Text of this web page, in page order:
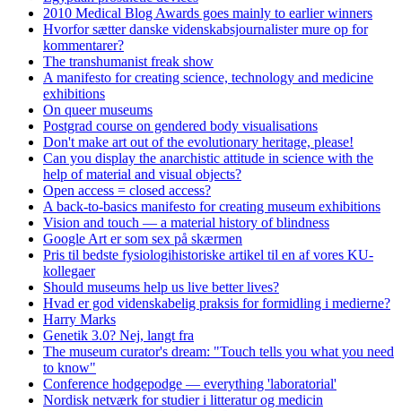
2010 Medical Blog Awards goes mainly to earlier winners
Hvorfor sætter danske videnskabsjournalister mure op for
kommentarer?
The transhumanist freak show
A manifesto for creating science, technology and medicine
exhibitions
On queer museums
Postgrad course on gendered body visualisations
Don't make art out of the evolutionary heritage, please!
Can you display the anarchistic attitude in science with the
help of material and visual objects?
Open access = closed access?
A back-to-basics manifesto for creating museum exhibitions
Vision and touch — a material history of blindness
Google Art er som sex på skærmen
Pris til bedste fysiologihistoriske artikel til en af vores KU-
kollegaer
Should museums help us live better lives?
Hvad er god videnskabelig praksis for formidling i medierne?
Harry Marks
Genetik 3.0? Nej, langt fra
The museum curator's dream: "Touch tells you what you need
to know"
Conference hodgepodge — everything 'laboratorial'
Nordisk netværk for studier i litteratur og medicin